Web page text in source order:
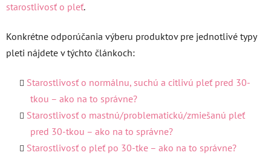
starostlivosť o pleť.
Konkrétne odporúčania výberu produktov pre jednotlivé typy
pleti nájdete v týchto článkoch:
Starostlivosť o normálnu, suchú a citlivú pleť pred 30-
tkou – ako na to správne?
Starostlivosť o mastnú/problematickú/zmiešanú pleť
pred 30-tkou – ako na to správne?
Starostlivosť o pleť po 30-tke – ako na to správne?